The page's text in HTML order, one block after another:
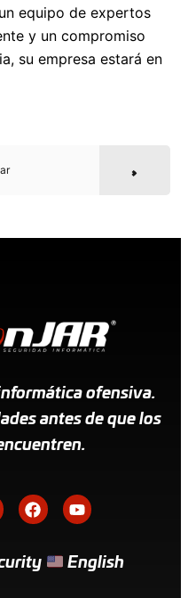
equipo de expertos
y un compromiso
su empresa estará en
ofensiva.
antes de que los
English